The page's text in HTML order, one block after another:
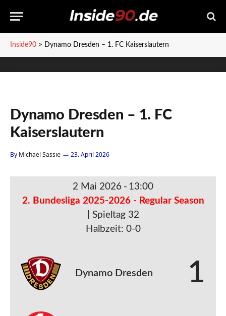
Inside90 > Dynamo Dresden – 1. FC Kaiserslautern
Dynamo Dresden – 1. FC
Kaiserslautern
By Michael Sassie 23. April 2026
2 Mai 2026 - 13:00
2. Bundesliga 2025-2026 - Regular Season
| Spieltag 32
Halbzeit: 0-0
Dynamo Dresden 1